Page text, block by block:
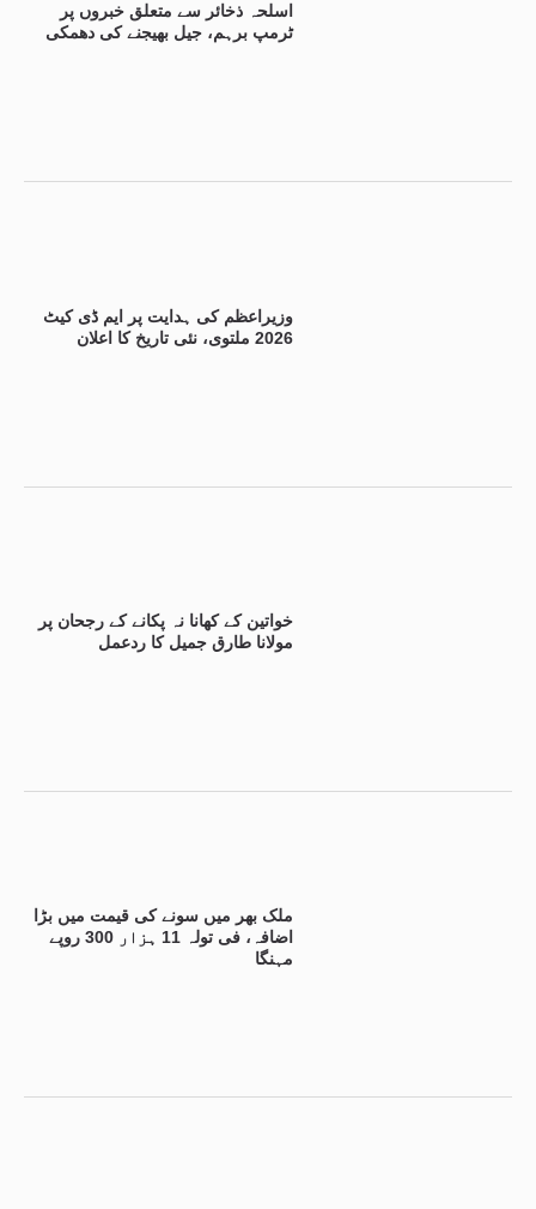
اسلحہ ذخائر سے متعلق خبروں پر
ٹرمپ برہم، جیل بھیجنے کی دھمکی
وزیراعظم کی ہدایت پر ایم ڈی کیٹ
2026 ملتوی، نئی تاریخ کا اعلان
خواتین کے کھانا نہ پکانے کے رجحان پر
مولانا طارق جمیل کا ردعمل
ملک بھر میں سونے کی قیمت میں بڑا
اضافہ، فی تولہ 11 ہزار 300 روپے
مہنگا